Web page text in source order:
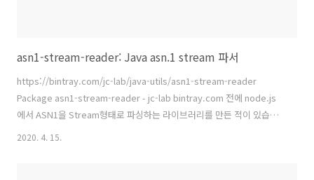
asn1-stream-reader: Java asn.1 stream 파서
https://bintray.com/jc-lab/java-utils/asn1-stream-reader
Package asn1-stream-reader - jc-lab bintray.com 전에 node.js
에서 ASN1을 Stream형태로 파싱하는 라이브러리를 만든 적이 있습니
다. https://ablog.jc-lab.net/219 asn1-stream: Node.JS asn1
2020. 4. 15.